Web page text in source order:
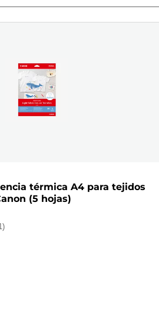
térmica A4 para tejidos
(5 hojas)